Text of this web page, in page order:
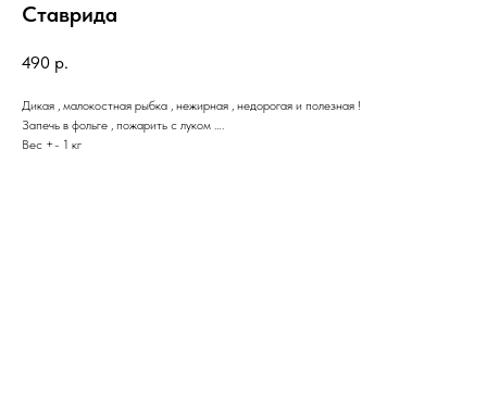
Ставрида
490 р.
Дикая , малокостная рыбка , нежирная , недорогая и полезная !
Запечь в фольге , пожарить с луком ….
Вес +- 1 кг